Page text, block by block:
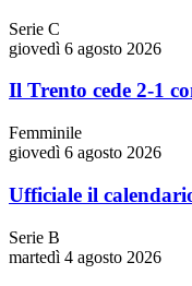
Serie C
giovedì 6 agosto 2026
Il Trento cede 2-1
Femminile
giovedì 6 agosto 2026
Ufficiale il
Serie B
martedì 4 agosto 2026